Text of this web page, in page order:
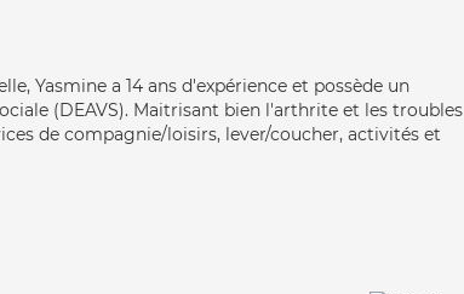
Yasmine a 14 ans d'expérience et possède un
(DEAVS). Maitrisant bien l'arthrite et les troubles
de compagnie/loisirs, lever/coucher, activités et